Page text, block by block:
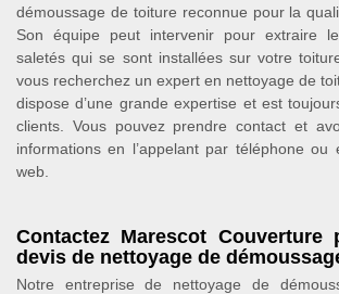
démoussage de toiture reconnue pour la
Son équipe peut intervenir pour extraire
saletés qui se sont installées sur votre
vous recherchez un expert en nettoyage de
dispose d’une grande expertise et est
clients. Vous pouvez prendre contact et
informations en l’appelant par téléphone ou
web.
Contactez Marescot
devis de nettoyage de
Notre entreprise de nettoyage de